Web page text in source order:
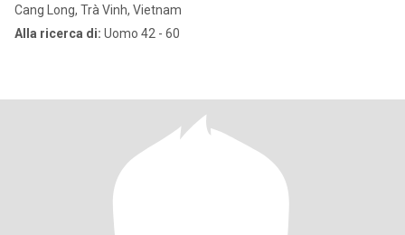
Cang Long, Trà Vinh, Vietnam
Alla ricerca di: Uomo 42 - 60